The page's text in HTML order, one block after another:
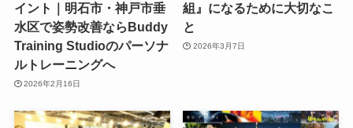
イント｜明石市・神戸市垂
水区で姿勢改善ならBuddy
Training Studioのパーソナ
ルトレーニングへ
2026年2月16日
組』になるために大切なこ
と
2026年3月7日